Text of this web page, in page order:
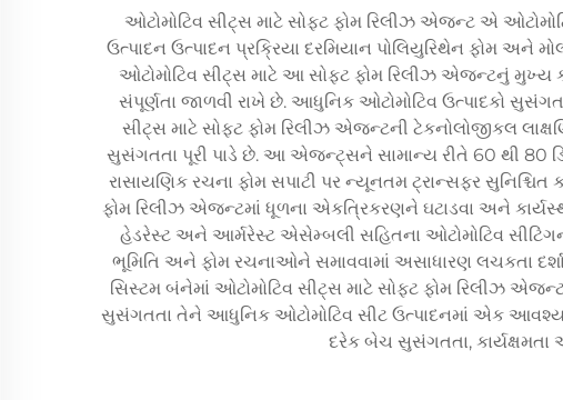
ઓટોમોટિવ સીટ્સ માટે સોફ્ટ ફોમ રિલીઝ એજન્ટ એ
ઉત્પાદન ઉત્પાદન પ્રક્રિયા દરમિયાન પોલિયુરિથેન ફોમ અને
ઓટોમોટિવ સીટ્સ માટે આ સોફ્ટ ફોમ રિલીઝ એજન્ટનું મુખ્ય
સંપૂર્ણતા જાળવી રાખે છે. આધુનિક ઓટોમોટિવ ઉત્પાદકો સુસંગત
સીટ્સ માટે સોફ્ટ ફોમ રિલીઝ એજન્ટની ટેકનોલોજીકલ
સુસંગતતા પૂરી પાડે છે. આ એજન્ટ્સને સામાન્ય રીતે 60 થી 80
રાસાયણિક રચના ફોમ સપાટી પર ન્યૂનતમ ટ્રાન્સફર
ફોમ રિલીઝ એજન્ટમાં ધૂળના એકત્રિકરણને ઘટાડવા અને
હેડરેસ્ટ અને આર્મરેસ્ટ એસેમ્બલી સહિતના ઓટોમોટિવ
ભૂમિતિ અને ફોમ રચનાઓને સમાવવામાં અસાધારણ લચકતા
સિસ્ટમ બંનેમાં ઓટોમોટિવ સીટ્સ માટે સોફ્ટ ફોમ રિલીઝ
સુસંગતતા તેને આધુનિક ઓટોમોટિવ સીટ ઉત્પાદનમાં એક
દરેક બેચ સુસંગતતા,